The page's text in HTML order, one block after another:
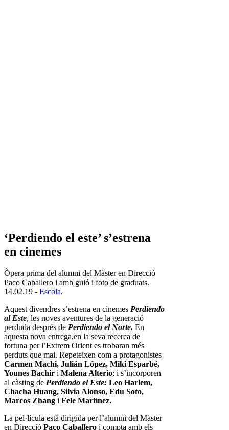
‘Perdiendo el este’ s’estrena
en cinemes
Òpera prima del alumni del Màster en Direcció
Paco Caballero i amb guió i foto de graduats.
14.02.19 - Escola,
Aquest divendres s’estrena en cinemes Perdiendo
al Este, les noves aventures de la generació
perduda després de Perdiendo el Norte. En
aquesta nova entrega,en la seva recerca de
fortuna per l’Extrem Orient es trobaran més
perduts que mai. Repeteixen com a protagonistes
Carmen Machi, Julián López, Miki Esparbé,
Younes Bachir i Malena Alterio; i s’incorporen
al càsting de Perdiendo el Este: Leo Harlem,
Chacha Huang, Silvia Alonso, Edu Soto,
Marcos Zhang i Fele Martínez.
La pel·lícula està dirigida per l’alumni del Màster
en Direcció Paco Caballero i compta amb els